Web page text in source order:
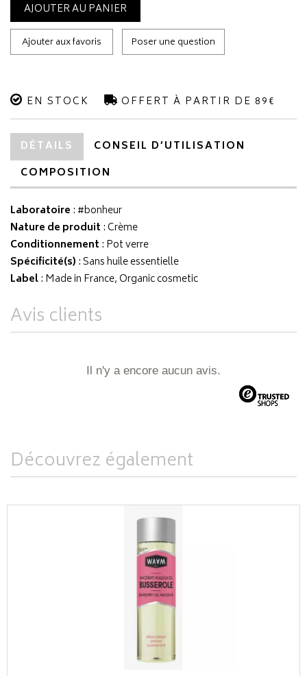
AJOUTER AU PANIER
Ajouter aux favoris Poser une question
EN STOCK OFFERT À PARTIR DE 89€
DÉTAILS
CONSEIL D’UTILISATION
COMPOSITION
Laboratoire :#bonheur
Nature de produit : Crème
Conditionnement : Pot verre
Spécificité(s) : Sans huile essentielle
Label: Made in France, Organic cosmetic
Avis clients
Il n'y a encore aucun avis.
Découvrez également